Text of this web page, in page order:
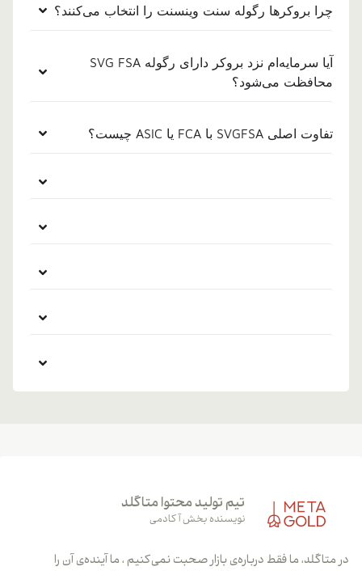
چرا بروکرها رگوله سنت وینسنت را انتخاب می‌کنند؟
آیا سرمایه‌ام نزد بروکر دارای رگوله SVG FSA
محافظت می‌شود؟
تفاوت اصلی SVGFSA با FCA یا ASIC چیست؟
تیم تولید محتوا متاگلد
نویسنده بخش آکادمی
در متاگلد، ما فقط درباره‌ی بازار صحبت نمی‌کنیم ، ما آینده‌ی آن را